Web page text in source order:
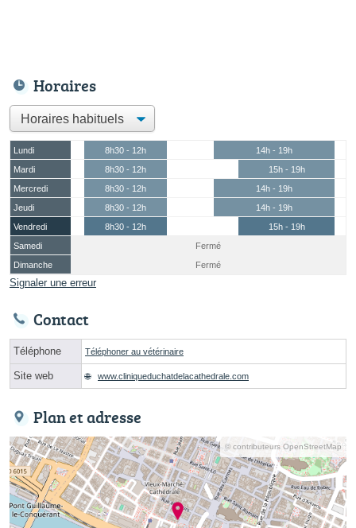
Horaires
Lundi 8h30 - 12h
14h - 19h
Mardi
8h30 - 12h
15h - 19h
Mercredi
8h30 - 12h
14h - 19h
Jeudi
8h30 - 12h
14h - 19h
Vendredi
8h30 - 12h
15h - 19h
Samedi
Fermé
Dimanche
Fermé
Signaler une erreur
Contact
Téléphone Téléphoner au vétérinaire
Site web www.cliniqueduchatdelacathedrale.com
Plan et adresse
© contributeurs OpenStreetMap